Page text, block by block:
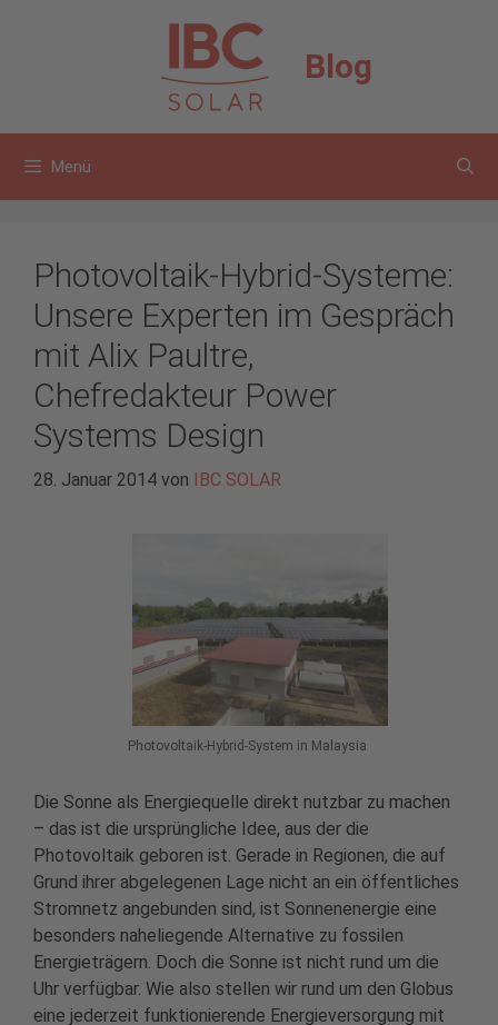
Blog
Menü
Photovoltaik-Hybrid-Systeme:
Unsere Experten im Gespräch
mit Alix Paultre,
Chefredakteur Power
Systems Design
28. Januar 2014 von IBC SOLAR
Photovoltaik-Hybrid-System in Malaysia
Die Sonne als Energiequelle direkt nutzbar zu machen
– das ist die ursprüngliche Idee, aus der die
Photovoltaik geboren ist. Gerade in Regionen, die auf
Grund ihrer abgelegenen Lage nicht an ein öffentliches
Stromnetz angebunden sind, ist Sonnenenergie eine
besonders naheliegende Alternative zu fossilen
Energieträgern. Doch die Sonne ist nicht rund um die
Uhr verfügbar. Wie also stellen wir rund um den Globus
eine jederzeit funktionierende Energieversorgung mit